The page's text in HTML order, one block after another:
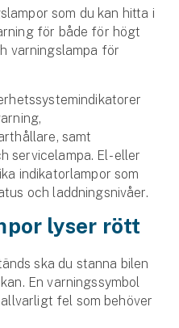
som du kan hitta i
för både för högt
varningslampa för
samt
servicelampa. El- eller
indikatorlampor som
och laddningsnivåer.
lyser rött
ska du stanna bilen
En varningssymbol
fel som behöver